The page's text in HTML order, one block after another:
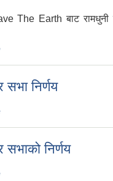
The Earth बाट रामधुनी
निर्णय
निर्णय